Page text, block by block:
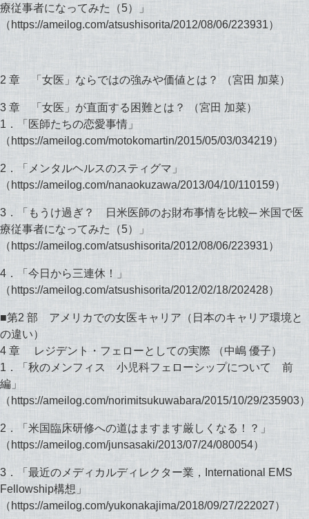
療従事者になってみた（5）」
（https://ameilog.com/atsushisorita/2012/08/06/223931）
2 章 「女医」ならではの強みや価値とは？ （宮田 加菜）
3 章 「女医」が直面する困難とは？ （宮田 加菜）
1．「医師たちの恋愛事情」
（https://ameilog.com/motokomartin/2015/05/03/034219）
2．「メンタルヘルスのスティグマ」
（https://ameilog.com/nanaokuzawa/2013/04/10/110159）
3．「もうけ過ぎ？ 日米医師のお財布事情を比較─ 米国で医
療従事者になってみた（5）」
（https://ameilog.com/atsushisorita/2012/08/06/223931）
4．「今日から三連休！」
（https://ameilog.com/atsushisorita/2012/02/18/202428）
■第2 部 アメリカでの女医キャリア（日本のキャリア環境と
の違い）
4 章 レジデント・フェローとしての実際 （中嶋 優子）
1．「秋のメンフィス 小児科フェローシップについて 前
編」
（https://ameilog.com/norimitsukuwabara/2015/10/29/235903
2．「米国臨床研修への道はますます厳しくなる！？」
（https://ameilog.com/junsasaki/2013/07/24/080054）
3．「最近のメディカルディレクター業，International EMS
Fellowship構想」
（https://ameilog.com/yukonakajima/2018/09/27/222027）